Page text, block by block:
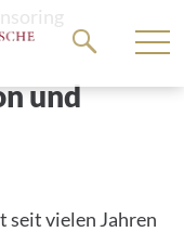
Springe
zum
Hauptteil
und
seit vielen Jahren